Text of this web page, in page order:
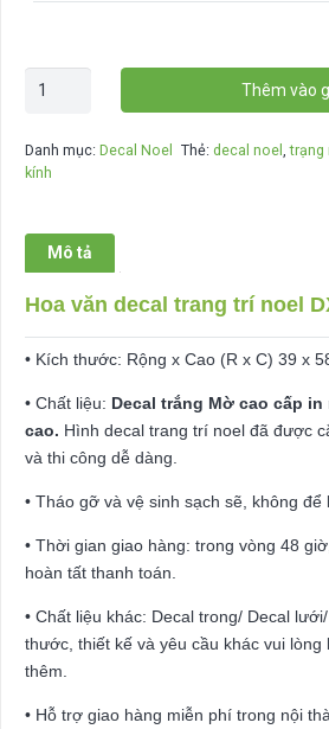
Decal
noel
số
lượng
Thêm vào
Danh mục: Decal Noel Thẻ:decal noel ,trạng
kính
Mô tả
Hoa văn decal trang trí noel
• Kích thước: Rộng x Cao (R x C) 39 x
• Chất liệu: Decal trắng Mờ cao cấp
cao. Hình decal trang trí noel đã được
và thi công dễ dàng.
• Tháo gỡ và vệ sinh sạch sẽ, không để
• Thời gian giao hàng: trong vòng 48
hoàn tất thanh toán.
• Chất liệu khác: Decal trong/ Decal
thước, thiết kế và yêu cầu khác vui
thêm.
• Hỗ trợ giao hàng miễn phí trong nội